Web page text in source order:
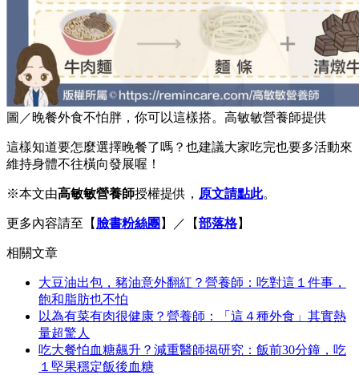
圖／晚餐外食不怕胖，你可以這樣搭。高敏敏營養師提供
這樣知道要怎麼選擇晚餐了嗎？也建議大家吃完也要多活動來
維持身體不往橫向發展喔！
※本文由高敏敏營養師授權提供， 原文請點此。
更多內容請至【 臉書粉絲團 】／【部落格】
相關文章
大豆油出包，豬油意外翻紅？營養師：吃對這１件事，
飽和脂肪也不怕
以為有菜有肉很健康？營養師：「這４種外食」其實熱
量超驚人
吃大餐怕血糖飆升？減重醫師揭研究：飯前30分鐘，吃
１堅果穩定飯後血糖